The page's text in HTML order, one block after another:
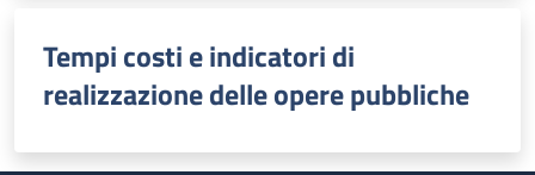
Tempi costi e indicatori di
realizzazione delle opere pubbliche